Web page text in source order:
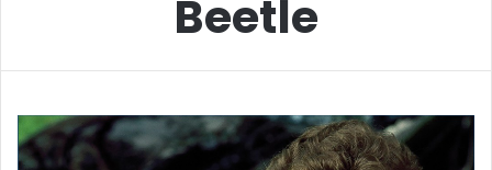
Beetle